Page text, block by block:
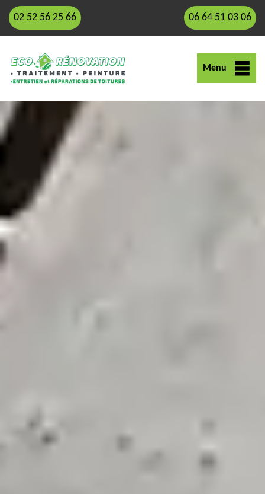
02 52 56 25 66 06 64 51 03 06
Menu